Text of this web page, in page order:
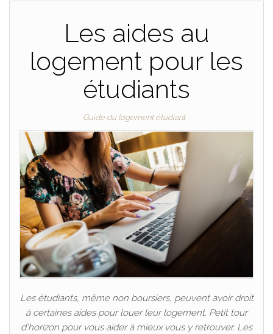
Les aides au
logement pour les
étudiants
Guide du logement étudiant
Les étudiants, même non boursiers, peuvent avoir droit
à certaines aides pour louer leur logement. Petit tour
d’horizon pour vous aider à mieux vous y retrouver. Les